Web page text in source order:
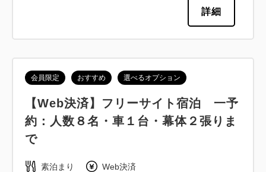
詳細
会員限定 おすすめ 選べるオプション
【Web決済】フリーサイト宿泊 一予
約：人数８名・車１台・幕体２張りま
で
素泊まり Web決済